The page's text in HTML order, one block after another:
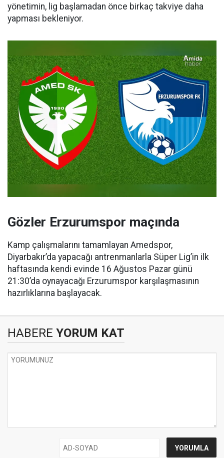
yönetimin, lig başlamadan önce birkaç takviye daha
yapması bekleniyor.
Gözler Erzurumspor maçında
Kamp çalışmalarını tamamlayan Amedspor,
Diyarbakır’da yapacağı antrenmanlarla Süper Lig’in ilk
haftasında kendi evinde 16 Ağustos Pazar günü
21:30’da oynayacağı Erzurumspor karşılaşmasının
hazırlıklarına başlayacak.
HABERE YORUM KAT